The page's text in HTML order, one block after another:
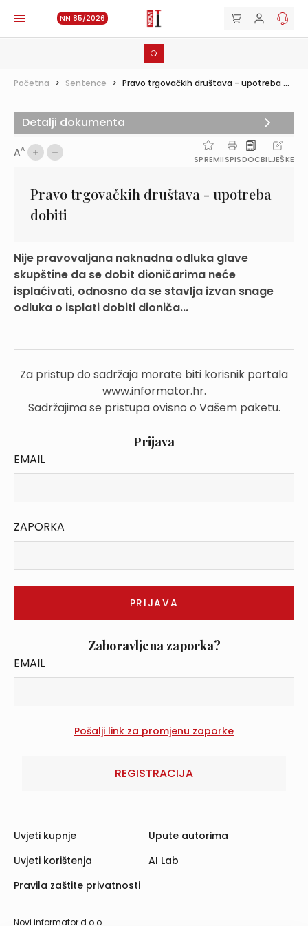
NN 85/2026
Početna > Sentence > Pravo trgovačkih društava - upotreba ...
AA
SPREMIISPISDOCBILJEŠKE
Pravo trgovačkih društava - upotreba
dobiti
Nije pravovaljana naknadna odluka glave
skupštine da se dobit dioničarima neće
isplaćivati, odnosno da se stavlja izvan snage
odluka o isplati dobiti dioniča...
Za pristup do sadržaja morate biti korisnik portala
www.informator.hr.
Sadržajima se pristupa ovisno o Vašem paketu.
Prijava
EMAIL
ZAPORKA
Zaboravljena zaporka?
EMAIL
REGISTRACIJA
Detalji dokumenta
Novi informator d.o.o.
Uvjeti kupnje
Uvjeti korištenja
Pravila zaštite privatnosti
Upute autorima
AI Lab